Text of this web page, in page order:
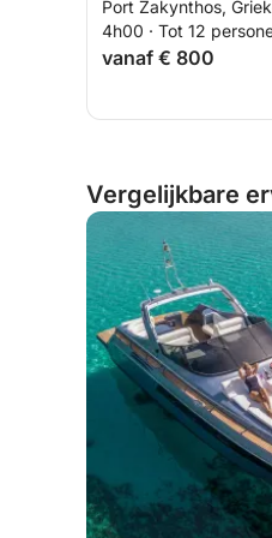
inclusive privé-
Port Zakynthos,
4h00 · Tot 12
vanaf € 800
Vergelijkbare